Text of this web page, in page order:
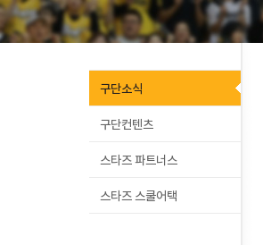
구단소식
구단컨텐츠
스타즈 파트너스
스타즈 스쿨어택